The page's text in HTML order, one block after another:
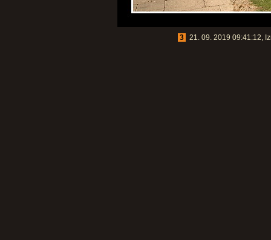
3 21. 09. 2019 09:41:12,